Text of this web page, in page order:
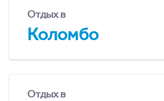
Отдых в
Коломбо
Отдых в